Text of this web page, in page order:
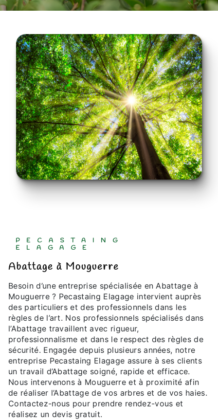
PECASTAING
ELAGAGE
Abattage à Mouguerre
Besoin d’une entreprise spécialisée en Abattage à
Mouguerre ? Pecastaing Elagage intervient auprès
des particuliers et des professionnels dans les
règles de l’art. Nos professionnels spécialisés dans
l’Abattage travaillent avec rigueur,
professionnalisme et dans le respect des règles de
sécurité. Engagée depuis plusieurs années, notre
entreprise Pecastaing Elagage assure à ses clients
un travail d’Abattage soigné, rapide et efficace.
Nous intervenons à Mouguerre et à proximité afin
de réaliser l’Abattage de vos arbres et de vos haies.
Contactez-nous pour prendre rendez-vous et
réalisez un devis gratuit.